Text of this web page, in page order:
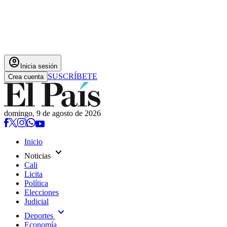
account_circle Inicia sesión
Crea cuenta SUSCRÍBETE
domingo, 9 de agosto de 2026
Inicio
Noticias expand_more
Cali
Licita
Política
Elecciones
Judicial
Deportes expand_more
Economía